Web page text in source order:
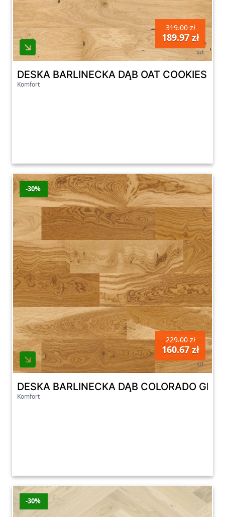
319.00 zł
189.97 zł
szt
DESKA BARLINECKA DĄB OAT COOKIES
Komfort
-30%
229.00 zł
160.67 zł
szt
DESKA BARLINECKA DĄB COLORADO
Komfort
-30%